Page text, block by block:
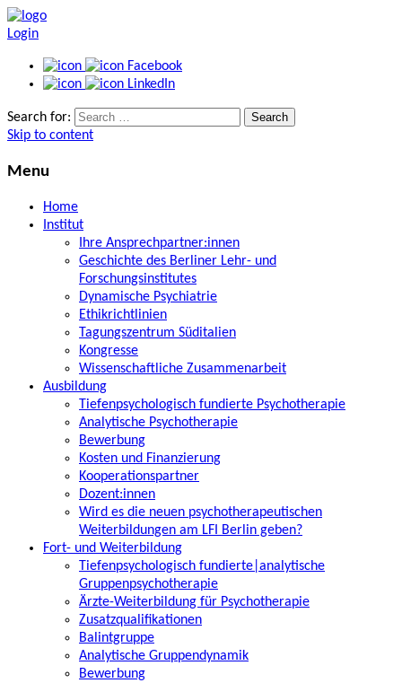
Login
Facebook
LinkedIn
Search for:
Skip to content
Menu
Home
Institut
Ihre Ansprechpartner:innen
Geschichte des Berliner Lehr- und
Forschungsinstitutes
Dynamische Psychiatrie
Ethikrichtlinien
Tagungszentrum Süditalien
Kongresse
Wissenschaftliche Zusammenarbeit
Ausbildung
Tiefenpsychologisch fundierte Psychotherapie
Analytische Psychotherapie
Bewerbung
Kosten und Finanzierung
Kooperationspartner
Dozent:innen
Wird es die neuen psychotherapeutischen
Weiterbildungen am LFI Berlin geben?
Fort- und Weiterbildung
Tiefenpsychologisch fundierte|analytische
Gruppenpsychotherapie
Ärzte-Weiterbildung für Psychotherapie
Zusatzqualifikationen
Balintgruppe
Analytische Gruppendynamik
Bewerbung